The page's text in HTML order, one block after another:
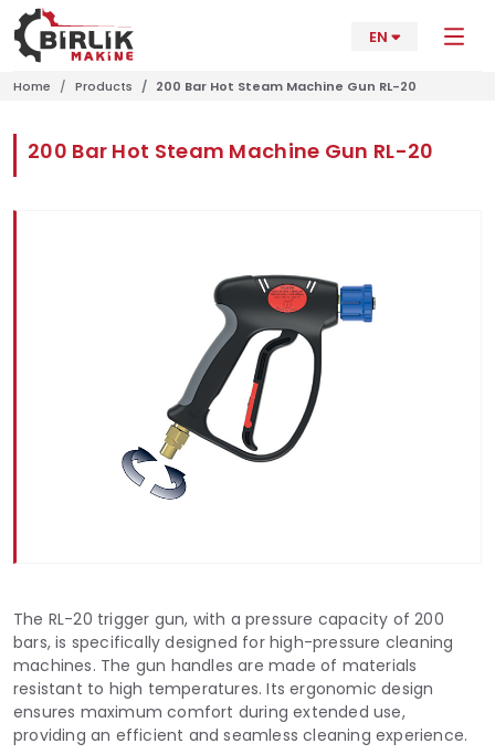
EN
Home Products 200 Bar Hot Steam Machine Gun RL-20
200 Bar Hot Steam Machine Gun RL-20
The RL-20 trigger gun, with a pressure capacity of 200
bars, is specifically designed for high-pressure cleaning
machines. The gun handles are made of materials
resistant to high temperatures. Its ergonomic design
ensures maximum comfort during extended use,
providing an efficient and seamless cleaning experience.